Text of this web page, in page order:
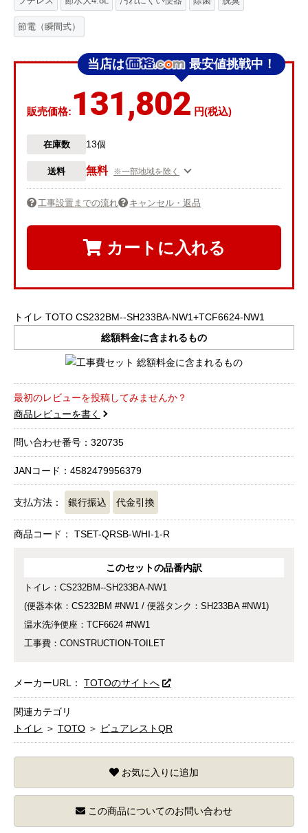
節電（瞬間式）
当店は 最安値挑戦中！
販売価格: 131,802 円(税込)
在庫数 13個
送料 無料 ※一部地域を除く
工事設置までの流れ キャンセル・返品
カートに入れる
トイレ TOTO CS232BM--SH233BA-NW1+TCF6624-NW1
総額料金に含まれるもの
最初のレビューを投稿してみませんか？
商品レビューを書く
問い合わせ番号：320735
JANコード：4582479956379
支払方法： 銀行振込 代金引換
商品コード： TSET-QRSB-WHI-1-R
このセットの品番内訳
トイレ：CS232BM--SH233BA-NW1
(便器本体：CS232BM #NW1 / 便器タンク：SH233BA #NW1)
温水洗浄便座：TCF6624 #NW1
工事費：CONSTRUCTION-TOILET
メーカーURL： TOTOのサイトへ
関連カテゴリ
トイレ ＞ TOTO ＞ ピュアレストQR
お気に入りに追加
この商品についてのお問い合わせ